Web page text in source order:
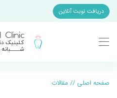
دریافت نوبت آنلاین
صفحه اصلی // مقالات